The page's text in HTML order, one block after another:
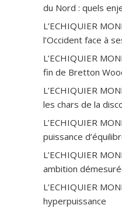
du Nord : quels
L’ECHIQUIER
l’Occident face à
L’ECHIQUIER
fin de Bretton
L’ECHIQUIER
les chars de la
L’ECHIQUIER
puissance
L’ECHIQUIER
ambition
L’ECHIQUIER
hyperpuissance